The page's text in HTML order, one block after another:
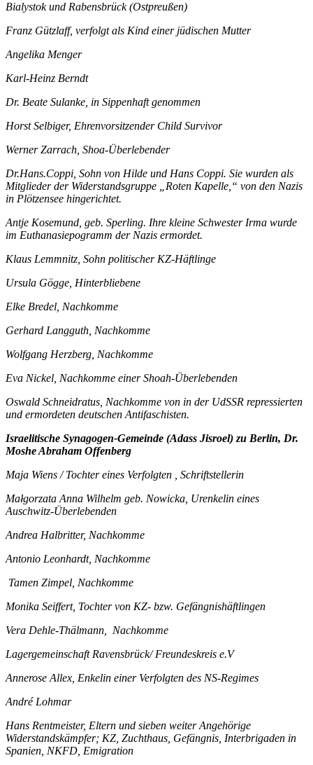
Bialystok und Rabensbrück (Ostpreußen)
Franz Gützlaff, verfolgt als Kind einer jüdischen Mutter
Angelika Menger
Karl-Heinz Berndt
Dr. Beate Sulanke, in Sippenhaft genommen
Horst Selbiger, Ehrenvorsitzender Child Survivor
Werner Zarrach, Shoa-Überlebender
Dr.Hans.Coppi, Sohn von Hilde und Hans Coppi. Sie wurden als
Mitglieder der Widerstandsgruppe „Roten Kapelle,“ von den Nazis
in Plötzensee hingerichtet.
Antje Kosemund, geb. Sperling. Ihre kleine Schwester Irma wurde
im Euthanasiepogramm der Nazis ermordet.
Klaus Lemmnitz, Sohn politischer KZ-Häftlinge
Ursula Gögge, Hinterbliebene
Elke Bredel, Nachkomme
Gerhard Langguth, Nachkomme
Wolfgang Herzberg, Nachkomme
Eva Nickel, Nachkomme einer Shoah-Überlebenden
Oswald Schneidratus, Nachkomme von in der UdSSR repressierten
und ermordeten deutschen Antifaschisten.
Israelitische Synagogen-Gemeinde (Adass Jisroel) zu Berlin, Dr.
Moshe Abraham Offenberg
Maja Wiens / Tochter eines Verfolgten , Schriftstellerin
Małgorzata Anna Wilhelm geb. Nowicka, Urenkelin eines
Auschwitz-Überlebenden
Andrea Halbritter, Nachkomme
Antonio Leonhardt, Nachkomme
Tamen Zimpel, Nachkomme
Monika Seiffert, Tochter von KZ- bzw. Gefängnishäftlingen
Vera Dehle-Thälmann, Nachkomme
Lagergemeinschaft Ravensbrück/ Freundeskreis e.V
Annerose Allex, Enkelin einer Verfolgten des NS-Regimes
André Lohmar
Hans Rentmeister, Eltern und sieben weiter Angehörige
Widerstandskämpfer; KZ, Zuchthaus, Gefängnis, Interbrigaden in
Spanien, NKFD, Emigration